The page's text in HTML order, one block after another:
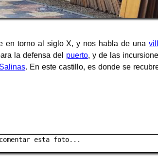
en torno al siglo X, y nos habla de una
la defensa del puerto, y de las
Salinas. En este castillo, es donde se